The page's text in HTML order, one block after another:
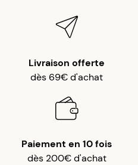
Livraison offerte
dès 69€ d'achat
Paiement en 10 fois
dès 200€ d'achat